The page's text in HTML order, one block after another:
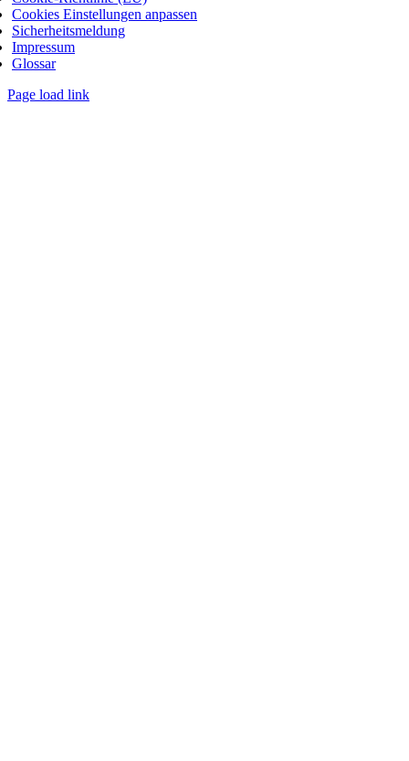
Cookies Einstellungen anpassen
Sicherheitsmeldung
Impressum
Glossar
Page load link